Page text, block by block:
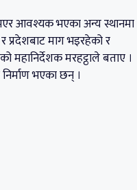
आवश्यक भएका अन्य स्थानमा
प्रदेशबाट माग भइरहेको र
महानिर्देशक मरहट्ठाले बताए ।
भएका छन् ।